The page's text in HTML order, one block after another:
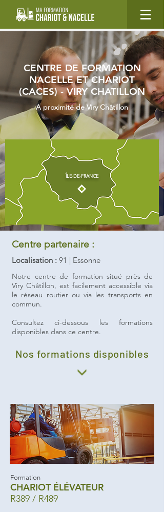
CENTRE DE FORMATION
NACELLE ET CHARIOT
(CACES) - VIRY CHATILLON
A proximité de Viry Châtillon
ÎLE-DE-FRANCE
Centre partenaire :
Localisation : 91 | Essonne
Notre centre de formation situé près de
Viry Châtillon, est facilement accessible via
le réseau routier ou via les transports en
commun.
Consultez ci-dessous les formations
disponibles dans ce centre.
Nos formations disponibles
Formation
CHARIOT ÉLÉVATEUR
R389 / R489